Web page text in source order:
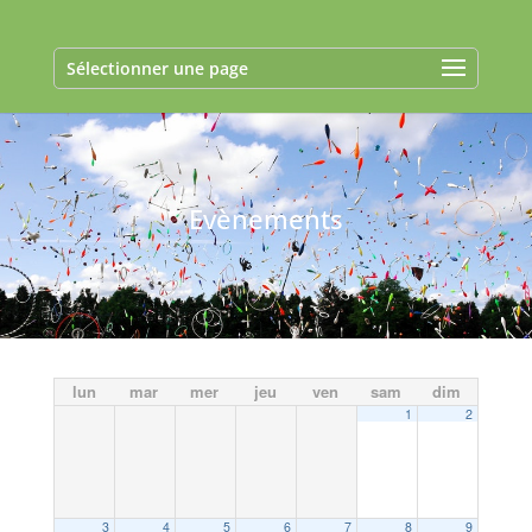
Sélectionner une page
Evènements
lun mar mer jeu ven sam dim
1 2
3 4 5 6 7 8 9